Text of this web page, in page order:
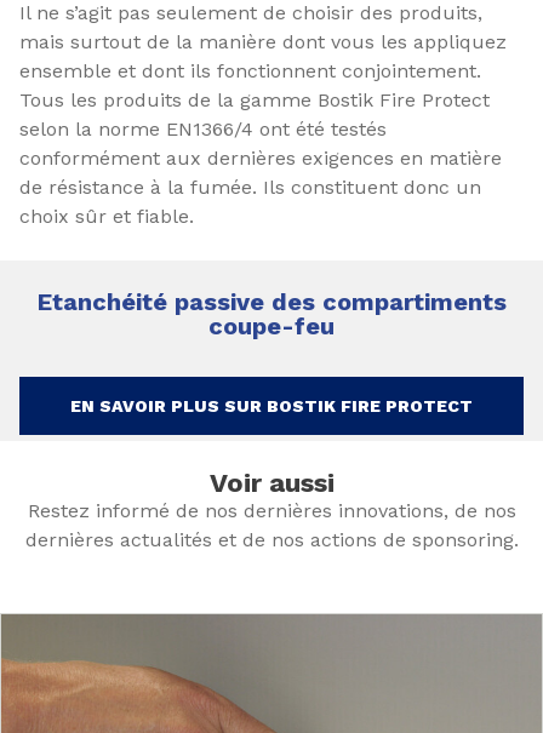
Il ne s’agit pas seulement de choisir des produits,
mais surtout de la manière dont vous les appliquez
ensemble et dont ils fonctionnent conjointement.
Tous les produits de la gamme Bostik Fire Protect
selon la norme EN1366/4 ont été testés
conformément aux dernières exigences en matière
de résistance à la fumée. Ils constituent donc un
choix sûr et fiable.
Etanchéité passive des compartiments
coupe-feu
EN SAVOIR PLUS SUR BOSTIK FIRE PROTECT
Voir aussi
Restez informé de nos dernières innovations, de nos
dernières actualités et de nos actions de sponsoring.